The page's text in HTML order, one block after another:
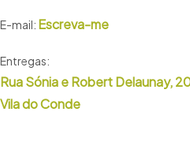
E-mail: Escreva-me
Entregas:
Rua Sónia e Robert Delaunay,
Vila do Conde